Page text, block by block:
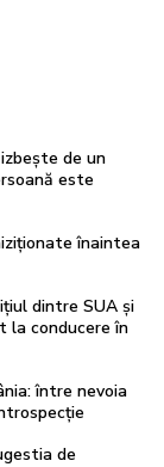
de un
este
înaintea
dintre SUA și
la conducere în
între nevoia
de